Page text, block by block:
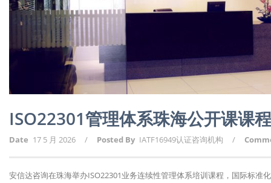
ISO22301管理体系珠海公开课课
Date 17 5 月 2026 / Posted By IATF16949认证咨询机构 /
安信达咨询在珠海举办ISO22301业务连续性管理体系培训课程，国际标